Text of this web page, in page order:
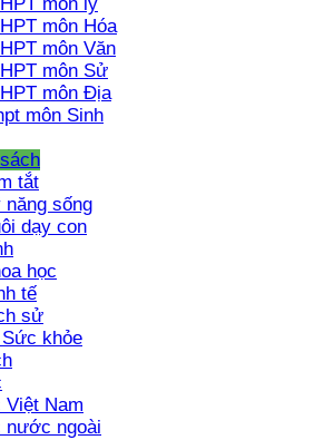
môn lý
môn Hóa
môn Văn
môn Sử
môn Địa
môn Sinh
tắt
năng sống
dạy con
học
tế
sử
khỏe
Việt Nam
nước ngoài